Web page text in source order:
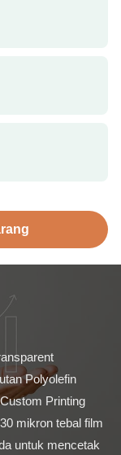
Polyolefin
Printing
mikron tebal film
untuk mencetak